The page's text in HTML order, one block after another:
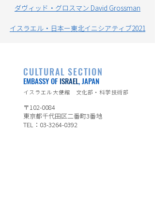
ダヴィッド・グロスマン David Grossman
イスラエル・日本ー東北イニシアティブ2021
CULTURAL SECTION
EMBASSY OF ISRAEL, JAPAN
イスラエル大使館 文化部・科学技術部
〒102-0084
東京都千代田区二番町3番地
TEL：03-3264-0392